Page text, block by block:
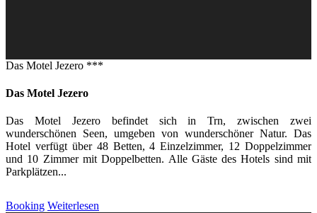
Das Motel Jezero ***
Das Motel Jezero
Das Motel Jezero befindet sich in Trn, zwischen zwei
wunderschönen Seen, umgeben von wunderschöner Natur. Das
Hotel verfügt über 48 Betten, 4 Einzelzimmer, 12 Doppelzimmer
und 10 Zimmer mit Doppelbetten. Alle Gäste des Hotels sind mit
Parkplätzen...
Booking Weiterlesen